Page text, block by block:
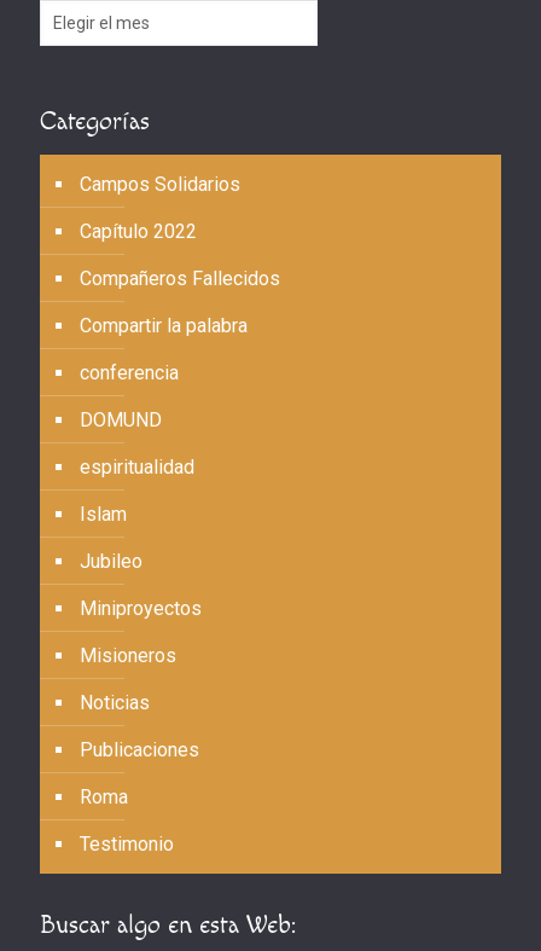
Archivos
Categorías
Campos Solidarios
Capítulo 2022
Compañeros Fallecidos
Compartir la palabra
conferencia
DOMUND
espiritualidad
Islam
Jubileo
Miniproyectos
Misioneros
Noticias
Publicaciones
Roma
Testimonio
Buscar algo en esta Web: